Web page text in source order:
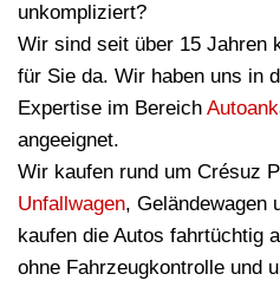
unkompliziert?
Wir sind seit über 15 Jahren
für Sie da. Wir haben uns in
Expertise im Bereich
angeeignet.
Wir kaufen rund um Crésuz
Unfallwagen, Geländewagen
kaufen die Autos fahrtüchtig
ohne Fahrzeugkontrolle und